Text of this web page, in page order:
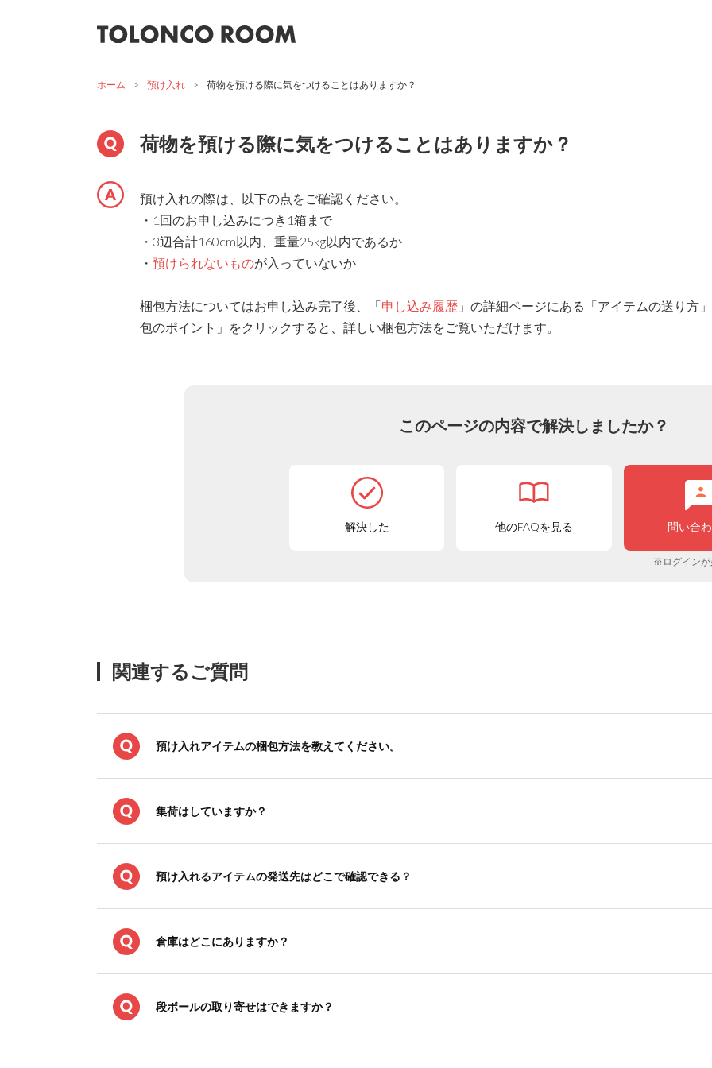
ホーム > 預け入れ > 荷物を預ける際に気をつけることはありますか？
荷物を預ける際に気をつけることはありますか？
預け入れの際は、以下の点をご確認ください。
・1回のお申し込みにつき1箱まで
・3辺合計160cm以内、重量25kg以内であるか
・ 預けられないものが入っていないか
梱包方法についてはお申し込み完了後、「申し込み履歴 」の詳細ページにある「アイテムの送り方
包のポイント」をクリックすると、詳しい梱包方法をご覧いただけます。
このページの内容で解決しましたか？
解決した 他のFAQを見る 問い合
※ログインが
関連するご質問
預け入れアイテムの梱包方法を教えてください。
集荷はしていますか？
預け入れるアイテムの発送先はどこで確認できる？
倉庫はどこにありますか？
段ボールの取り寄せはできますか？